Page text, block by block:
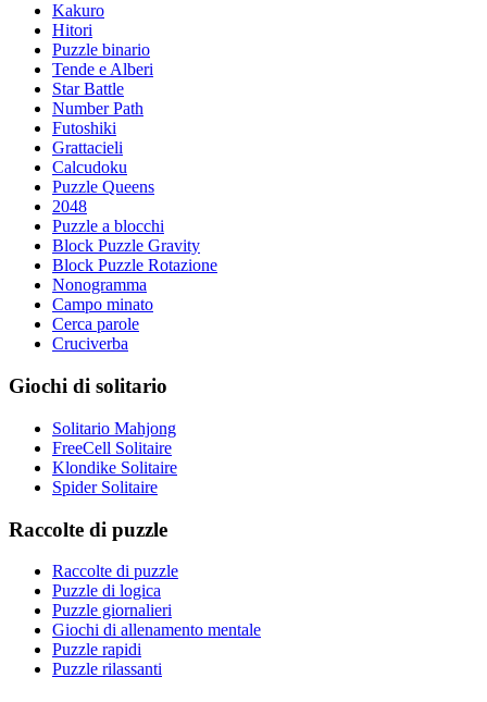
Kakuro
Hitori
Puzzle binario
Tende e Alberi
Star Battle
Number Path
Futoshiki
Grattacieli
Calcudoku
Puzzle Queens
2048
Puzzle a blocchi
Block Puzzle Gravity
Block Puzzle Rotazione
Nonogramma
Campo minato
Cerca parole
Cruciverba
Giochi di solitario
Solitario Mahjong
FreeCell Solitaire
Klondike Solitaire
Spider Solitaire
Raccolte di puzzle
Raccolte di puzzle
Puzzle di logica
Puzzle giornalieri
Giochi di allenamento mentale
Puzzle rapidi
Puzzle rilassanti